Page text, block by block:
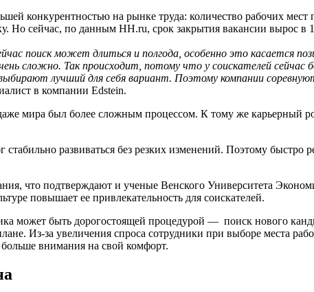
конкурентностью на рынке труда: количество рабочих
Но сейчас, по данным HH.ru, срок закрытия вакансии вырос в
поиск может длиться и полгода, особенно это касается
сложно. Так происходит, потому что у соискателей сейчас
лучший для себя вариант. Поэтому компании
в компании Edstein.
мира был более сложным процессом. К тому же карьерный
развиваться без резких изменений. Поэтому быстро
что подтверждают и ученые Венского Университета
повышает ее привлекательность для соискателей.
может быть дорогостоящей процедурой — поиск нового
Из-за увеличения спроса сотрудники при выборе места
внимания на свой комфорт.